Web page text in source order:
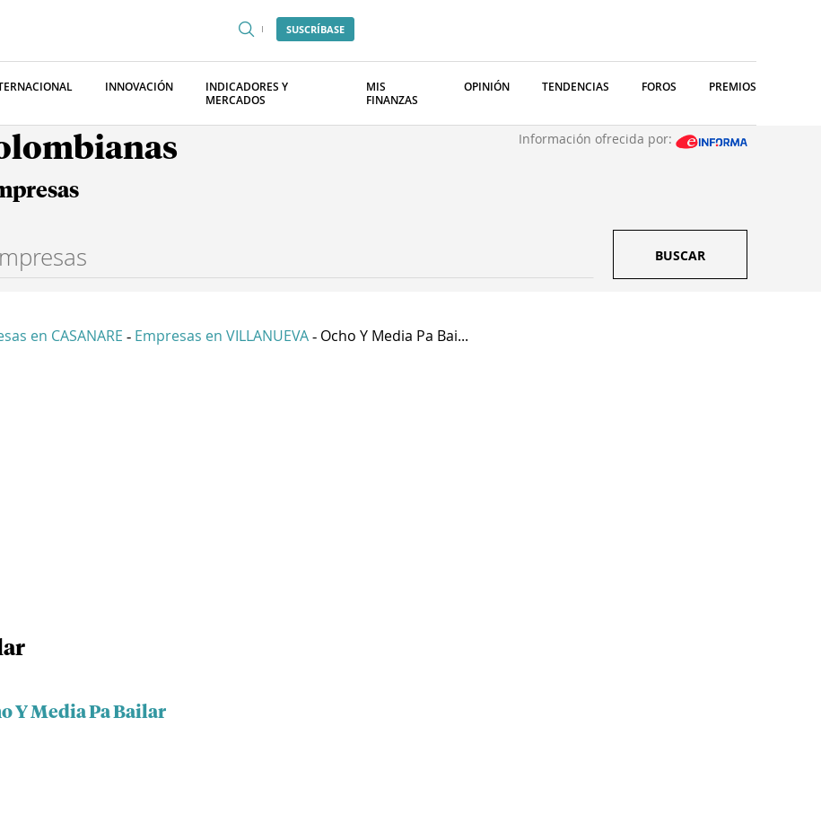
SUSCRÍBASE
INNOVACIÓN
INDICADORES Y
MERCADOS
MIS
FINANZAS
OPINIÓN TENDENCIAS FOROS PREMIOS
Información ofrecida por:
BUSCAR
en CASANARE - Empresas en VILLANUEVA - Ocho Y Media Pa Bai...
Y Media Pa Bailar